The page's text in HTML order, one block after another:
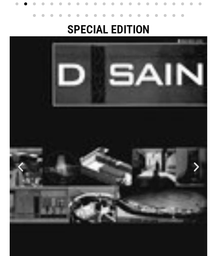
SPECIAL EDITION